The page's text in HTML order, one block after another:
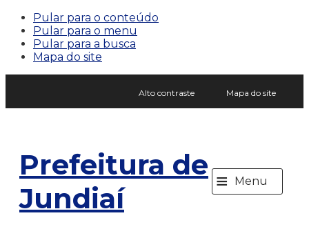
Pular para o conteúdo
Pular para o menu
Pular para a busca
Mapa do site
Alto contraste Mapa do site
Prefeitura de
Jundiaí
≡ Menu